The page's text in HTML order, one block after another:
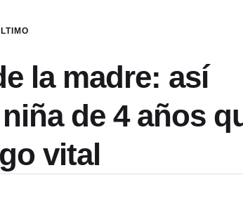
la madre: así
de 4 años
vital